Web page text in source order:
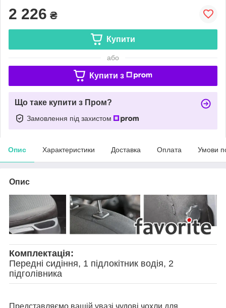
2 226 ₴
Купити
або
Купити з
Що таке купити з Пром?
Замовлення під захистом
Опис Характеристики Доставка Оплата Умови
Опис
Комплектація:
Передні сидіння, 1 підлокітник водія, 2
підголівника
Представляємо вашій увазі чудові чохли для